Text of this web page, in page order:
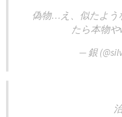
偽物…え、似たよう
たら本物や
— 銀